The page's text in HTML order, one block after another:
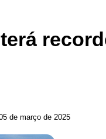
de março de 2025